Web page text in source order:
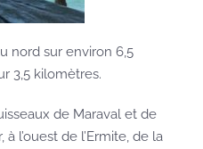
nord sur environ 6,5
3,5 kilomètres.
de Maraval et de
l’ouest de l’Ermite, de la